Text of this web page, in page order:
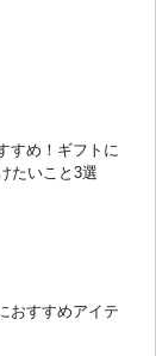
すめ！ギフトに
たいこと3選
おすすめアイテ